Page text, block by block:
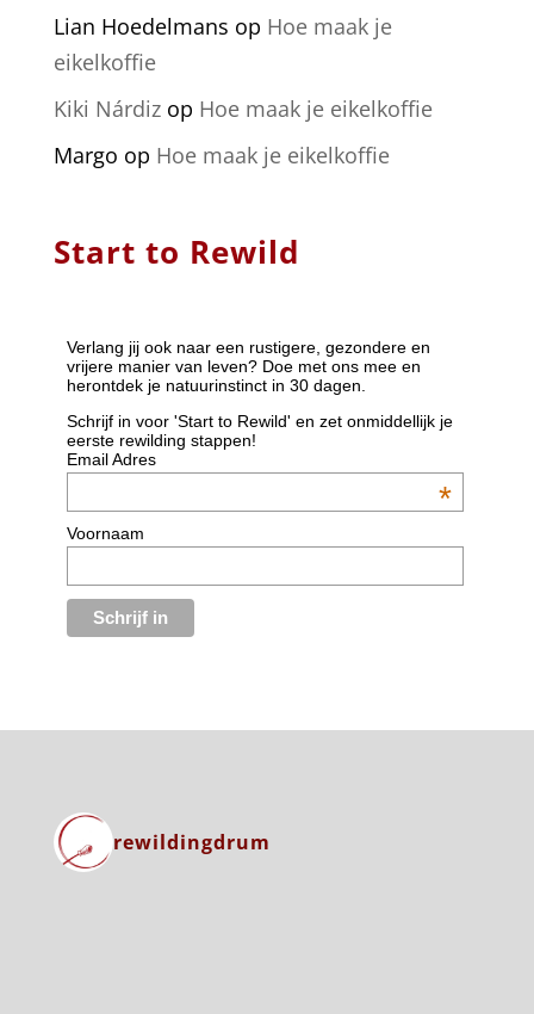
Lian Hoedelmans op Hoe maak je
eikelkoffie
Kiki Nárdizop Hoe maak je eikelkoffie
Margo op Hoe maak je eikelkoffie
Start to Rewild
Verlang jij ook naar een rustigere, gezondere en
vrijere manier van leven? Doe met ons mee en
herontdek je natuurinstinct in 30 dagen.
Schrijf in voor 'Start to Rewild' en zet onmiddellijk je
eerste rewilding stappen!
Email Adres
*
Voornaam
rewildingdrum